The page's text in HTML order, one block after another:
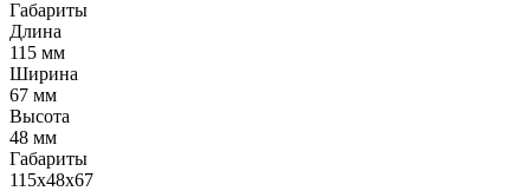
Габариты
Длина
115 мм
Ширина
67 мм
Высота
48 мм
Габариты
115x48х67